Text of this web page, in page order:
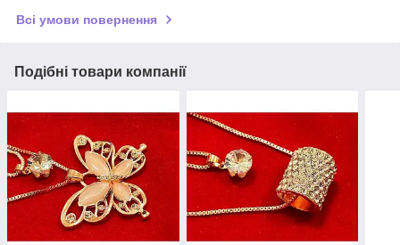
Всі умови повернення
Подібні товари компанії